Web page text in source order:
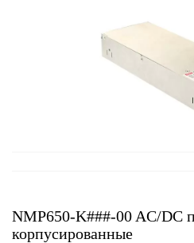
NMP650-K###-00 AC/DC
корпусированные